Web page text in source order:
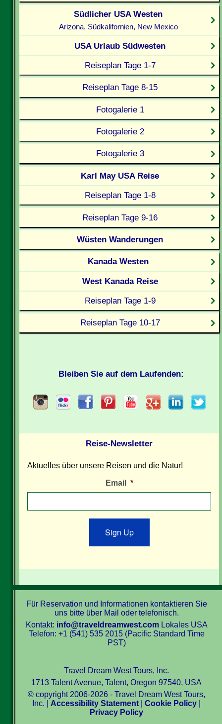
Südlicher USA Westen
Arizona, Südkalifornien, New Mexico
USA Urlaub Südwesten
Reiseplan Tage 1-7
Reiseplan Tage 8-15
Fotogalerie 1
Fotogalerie 2
Fotogalerie 3
Karl May USA Reise
Reiseplan Tage 1-8
Reiseplan Tage 9-16
Wüsten Wanderungen
Kanada Westen
West Kanada Reise
Reiseplan Tage 1-9
Reiseplan Tage 10-17
Bleiben Sie auf dem Laufenden:
Reise-Newsletter
Aktuelles über unsere Reisen und die Natur!
Email *
Sign Up
Für Reservation und Informationen kontaktieren Sie
uns bitte über Mail oder telefonisch.
Kontakt: info@traveldreamwest.comLokales USA
Telefon: +1 (541) 535 2015 (Pacific Standard Time
PST)
Travel Dream West Tours, Inc.
1713 Talent Avenue, Talent, Oregon 97540, USA
© copyright 2006-2026 - Travel Dream West Tours,
Inc. | Accessibility Statement |Cookie Policy
Privacy Policy